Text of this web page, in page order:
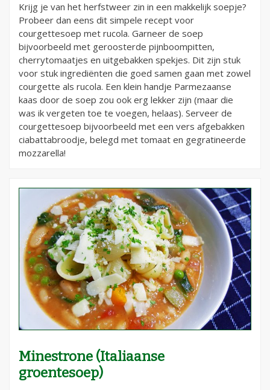
Krijg je van het herfstweer zin in een makkelijk soepje?
Probeer dan eens dit simpele recept voor
courgettesoep met rucola. Garneer de soep
bijvoorbeeld met geroosterde pijnboompitten,
cherrytomaatjes en uitgebakken spekjes. Dit zijn stuk
voor stuk ingrediënten die goed samen gaan met zowel
courgette als rucola. Een klein handje Parmezaanse
kaas door de soep zou ook erg lekker zijn (maar die
was ik vergeten toe te voegen, helaas). Serveer de
courgettesoep bijvoorbeeld met een vers afgebakken
ciabattabroodje, belegd met tomaat en gegratineerde
mozzarella!
Minestrone (Italiaanse
groentesoep)